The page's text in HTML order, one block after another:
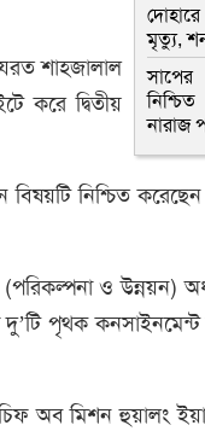
মৃত্যু,
নারাজ
শাহজালাল
করে দ্বিতীয়
বিষয়টি নিশ্চিত
ও উন্নয়ন)
পৃথক কনসাইনমেন্ট
অব মিশন হুয়ালং